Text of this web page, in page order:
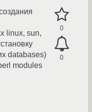
0
0
linux, sun,
databases)
modules